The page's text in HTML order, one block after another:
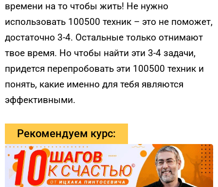
времени на то чтобы жить! Не нужно
использовать 100500 техник – это не поможет,
достаточно 3-4. Остальные только отнимают
твое время. Но чтобы найти эти 3-4 задачи,
придется перепробовать эти 100500 техник и
понять, какие именно для тебя являются
эффективными.
Рекомендуем курс: